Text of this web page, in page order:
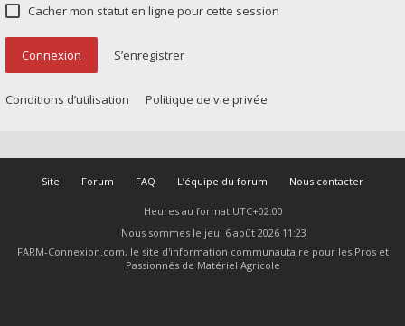
Cacher mon statut en ligne pour cette session
Connexion S’enregistrer
Conditions d’utilisation Politique de vie privée
Site Forum FAQ L’équipe du forum Nous contacter
Heures au format UTC+02:00
Nous sommes le jeu. 6 août 2026 11:23
FARM-Connexion.com, le site d'information communautaire pour les Pros et
Passionnés de Matériel Agricole